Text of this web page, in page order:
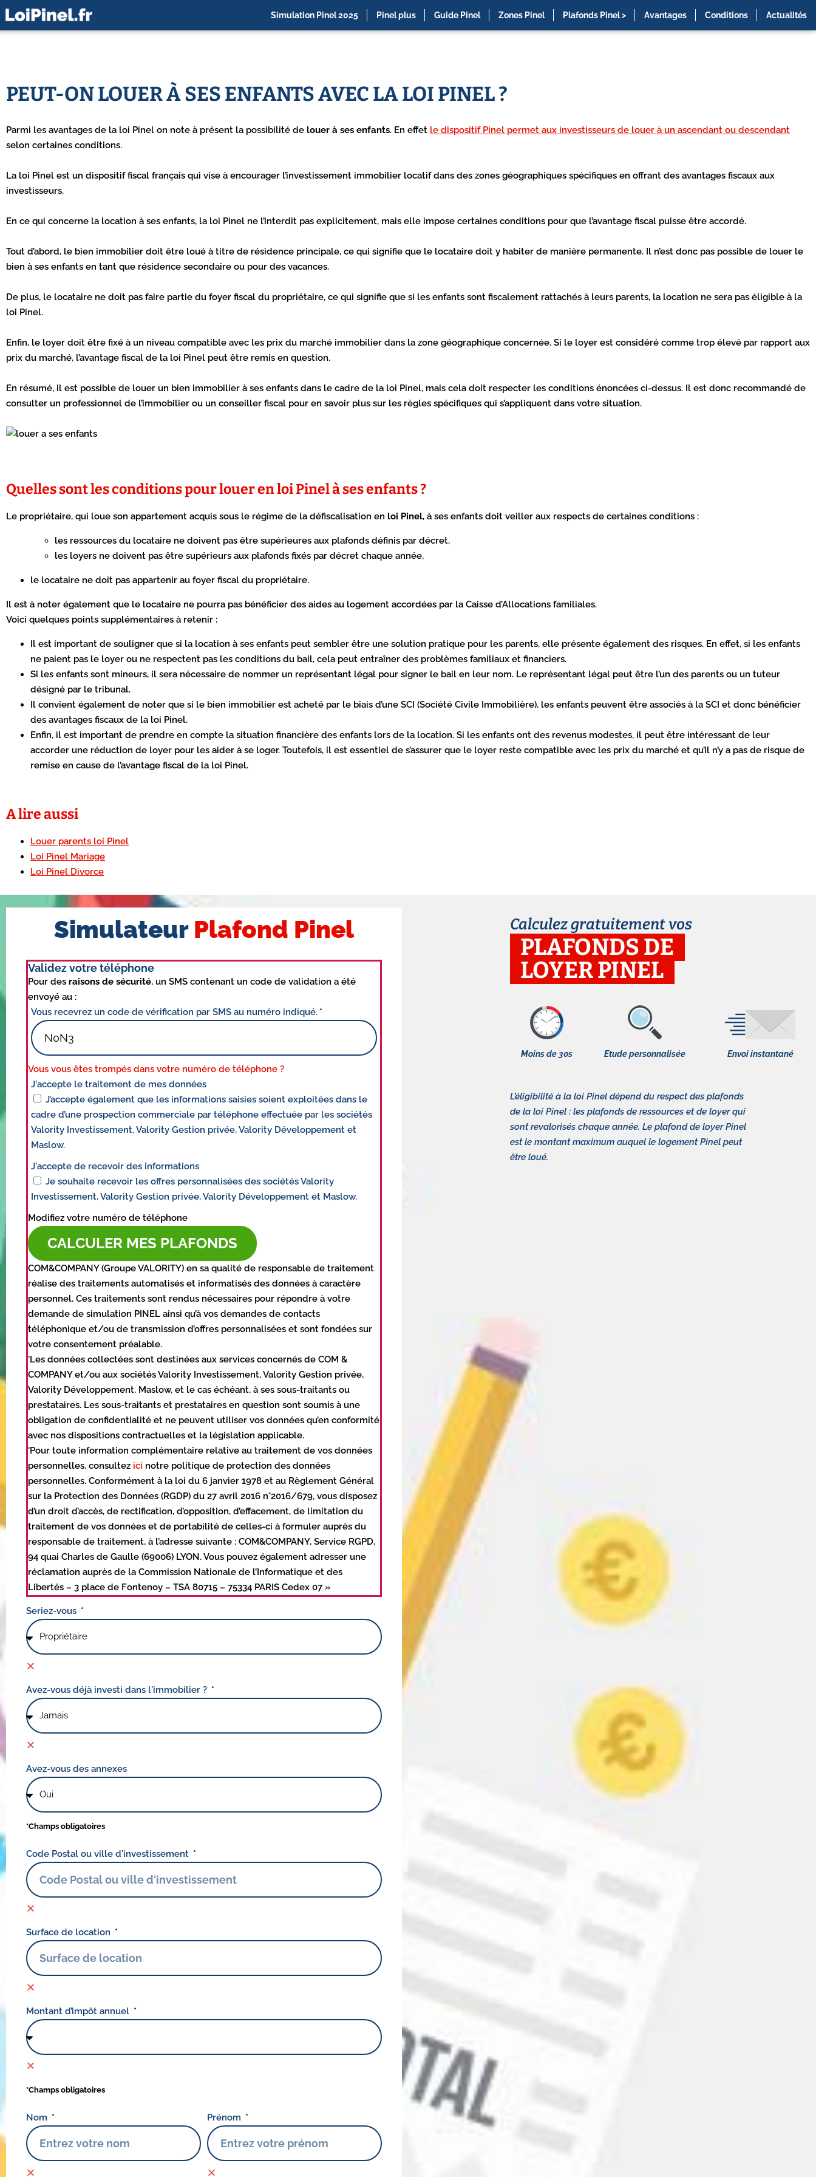
Simulation Pinel 2025 Pinel plus Guide Pinel Zones Pinel Plafonds Pinel > Avantages Conditions Actualités
PEUT-ON LOUER À SES ENFANTS AVEC LA LOI PINEL ?
Parmi les avantages de la loi Pinel on note à présent la possibilité de louer à ses enfants. En effet le dispositif Pinel permet aux investisseurs de louer à un ascendant ou descendant
selon certaines conditions.
La loi Pinel est un dispositif fiscal français qui vise à encourager l’investissement immobilier locatif dans des zones géographiques spécifiques en offrant des avantages fiscaux aux
investisseurs.
En ce qui concerne la location à ses enfants, la loi Pinel ne l’interdit pas explicitement, mais elle impose certaines conditions pour que l’avantage fiscal puisse être accordé.
Tout d’abord, le bien immobilier doit être loué à titre de résidence principale, ce qui signifie que le locataire doit y habiter de manière permanente. Il n’est donc pas possible de louer le
bien à ses enfants en tant que résidence secondaire ou pour des vacances.
De plus, le locataire ne doit pas faire partie du foyer fiscal du propriétaire, ce qui signifie que si les enfants sont fiscalement rattachés à leurs parents, la location ne sera pas éligible à la
loi Pinel.
Enfin, le loyer doit être fixé à un niveau compatible avec les prix du marché immobilier dans la zone géographique concernée. Si le loyer est considéré comme trop élevé par rapport aux
prix du marché, l’avantage fiscal de la loi Pinel peut être remis en question.
En résumé, il est possible de louer un bien immobilier à ses enfants dans le cadre de la loi Pinel, mais cela doit respecter les conditions énoncées ci-dessus. Il est donc recommandé de
consulter un professionnel de l’immobilier ou un conseiller fiscal pour en savoir plus sur les règles spécifiques qui s’appliquent dans votre situation.
Quelles sont les conditions pour louer en loi Pinel à ses enfants ?
Le propriétaire, qui loue son appartement acquis sous le régime de la défiscalisation en loi Pinel, à ses enfants doit veiller aux respects de certaines conditions :
les ressources du locataire ne doivent pas être supérieures aux plafonds définis par décret,
les loyers ne doivent pas être supérieurs aux plafonds fixés par décret chaque année,
le locataire ne doit pas appartenir au foyer fiscal du propriétaire.
Il est à noter également que le locataire ne pourra pas bénéficier des aides au logement accordées par la Caisse d’Allocations familiales.
Voici quelques points supplémentaires à retenir :
Il est important de souligner que si la location à ses enfants peut sembler être une solution pratique pour les parents, elle présente également des risques. En effet, si les enfants
ne paient pas le loyer ou ne respectent pas les conditions du bail, cela peut entraîner des problèmes familiaux et financiers.
Si les enfants sont mineurs, il sera nécessaire de nommer un représentant légal pour signer le bail en leur nom. Le représentant légal peut être l’un des parents ou un tuteur
désigné par le tribunal.
Il convient également de noter que si le bien immobilier est acheté par le biais d’une SCI (Société Civile Immobilière), les enfants peuvent être associés à la SCI et donc bénéficier
des avantages fiscaux de la loi Pinel.
Enfin, il est important de prendre en compte la situation financière des enfants lors de la location. Si les enfants ont des revenus modestes, il peut être intéressant de leur
accorder une réduction de loyer pour les aider à se loger. Toutefois, il est essentiel de s’assurer que le loyer reste compatible avec les prix du marché et qu’il n’y a pas de risque de
remise en cause de l’avantage fiscal de la loi Pinel.
A lire aussi
Louer parents loi Pinel
Loi Pinel Mariage
Loi Pinel Divorce
Simulateur Plafond Pinel
Validez votre téléphone
Pour des raisons de sécurité, un SMS contenant un code de validation a été
envoyé au :
Vous recevrez un code de vérification par SMS au numéro indiqué.
Vous vous êtes trompés dans votre numéro de téléphone ?
J'accepte le traitement de mes données
J’accepte également que les informations saisies soient exploitées dans le
cadre d’une prospection commerciale par téléphone effectuée par les sociétés
Valority Investissement, Valority Gestion privée, Valority Développement et
Maslow.
J'accepte de recevoir des informations
Je souhaite recevoir les offres personnalisées des sociétés Valority
Investissement, Valority Gestion privée, Valority Développement et Maslow.
Modifiez votre numéro de téléphone
CALCULER MES PLAFONDS
COM&COMPANY (Groupe VALORITY) en sa qualité de responsable de traitement
réalise des traitements automatisés et informatisés des données à caractère
personnel. Ces traitements sont rendus nécessaires pour répondre à votre
demande de simulation PINEL ainsi qu’à vos demandes de contacts
téléphonique et/ou de transmission d’offres personnalisées et sont fondées sur
votre consentement préalable.
'Les données collectées sont destinées aux services concernés de COM &
COMPANY et/ou aux sociétés Valority Investissement, Valority Gestion privée,
Valority Développement, Maslow, et le cas échéant, à ses sous-traitants ou
prestataires. Les sous-traitants et prestataires en question sont soumis à une
obligation de confidentialité et ne peuvent utiliser vos données qu’en conformité
avec nos dispositions contractuelles et la législation applicable.
'Pour toute information complémentaire relative au traitement de vos données
personnelles, consultez ici notre politique de protection des données
personnelles. Conformément à la loi du 6 janvier 1978 et au Règlement Général
sur la Protection des Données (RGDP) du 27 avril 2016 n°2016/679, vous disposez
d’un droit d’accès, de rectification, d’opposition, d’effacement, de limitation du
traitement de vos données et de portabilité de celles-ci à formuler auprès du
responsable de traitement, à l’adresse suivante : COM&COMPANY, Service RGPD,
94 quai Charles de Gaulle (69006) LYON. Vous pouvez également adresser une
réclamation auprès de la Commission Nationale de l’Informatique et des
Libertés – 3 place de Fontenoy – TSA 80715 – 75334 PARIS Cedex 07 »
Seriez-vous
Avez-vous déjà investi dans l'immobilier ?
Avez-vous des annexes
*Champs obligatoires
Code Postal ou ville d'investissement
Surface de location
Montant d’impôt annuel
*Champs obligatoires
Nom Prénom
Calculez gratuitement vos
PLAFONDS DE
LOYER PINEL
Moins de 30s Etude personnalisée Envoi instantané
L’éligibilité à la loi Pinel dépend du respect des plafonds
de la loi Pinel : les plafonds de ressources et de loyer qui
sont revalorisés chaque année. Le plafond de loyer Pinel
est le montant maximum auquel le logement Pinel peut
être loué.